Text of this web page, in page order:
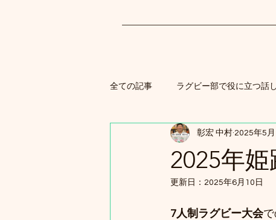
全ての記事 ラグビー部で役に立つ話し
ラグビースクール練習
2025年
彰宏 中村 2025年5月
更新日： 2025年6月10日
7人制ラグビー大会